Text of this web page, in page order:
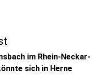
im Rhein-Neckar-
sich in Herne